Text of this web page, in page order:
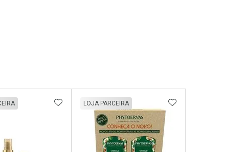
FAVORITOSADICIONAR AOS FAVORITOS
LOJA PARCEIRA ADICIONAR AOS